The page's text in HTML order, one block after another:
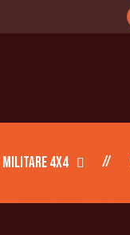
Militare 4X4